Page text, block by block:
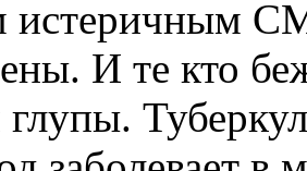
истеричным
И те кто